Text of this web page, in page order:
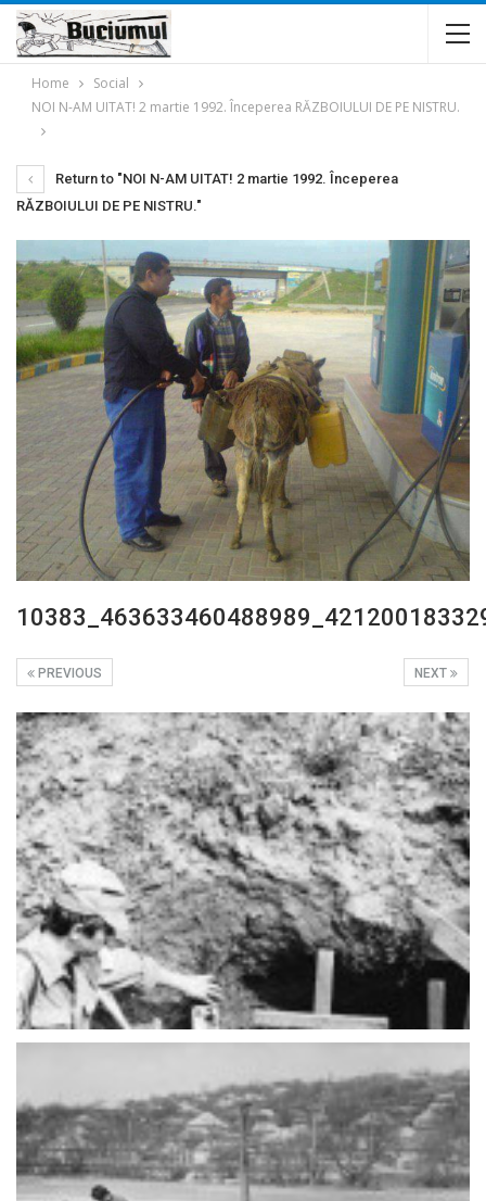
Home
Social
NOI N-AM UITAT! 2 martie 1992. Începerea RĂZBOIULUI DE PE NISTRU.
Return to "NOI N-AM UITAT! 2 martie 1992. Începerea
RĂZBOIULUI DE PE NISTRU."
NEXT
PREVIOUS